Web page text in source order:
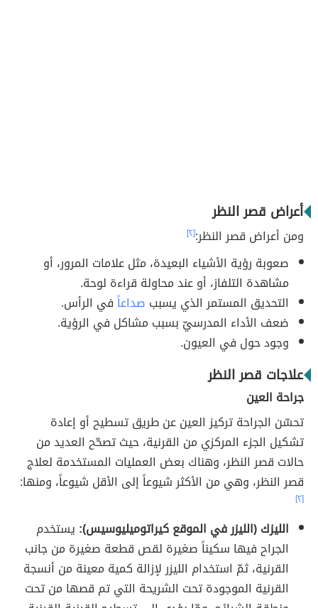
أعراض قصر النظر
ومن أعراض قصر النظر:[٢]
صعوبة رؤية الأشياء البعيدة، مثل علامات المرور، أو
مشاهدة التلفاز، أو عند محاولة قراءة لوحة.
التحديق المستمر الذي يسبب صداعاًفي الرأس.
ضعف الأداء المدرسيّ بسبب مشاكل في الرؤية.
وجود حول في العيون.
علاجات قصر النظر
جراحة العين
تحسّن الجراحة تركيز العين عن طريق تسطيح أو إعادة
تشكيل الجزء المركزي من القرنية، حيث تصحّح العديد من
حالات قصر النظر، وهناك بعض العمليات المستخدمة لعلاج
قصر النظر، وهي من الأكثر شيوعاً إلى الأقل شيوعاً، ومنها:
[٢]
الليزك (الليزر في الموقع كيراتوميليوسيس): يستخدم
الجراح فيها سكيناً صغيرة لقص قطعة صغيرة من جانب
القرنية، ثمّ استخدام الليزر لإزالة كمية معينة من أنسجة
القرنية الموجودة تحت الشريحة التي تم قصها من تحت